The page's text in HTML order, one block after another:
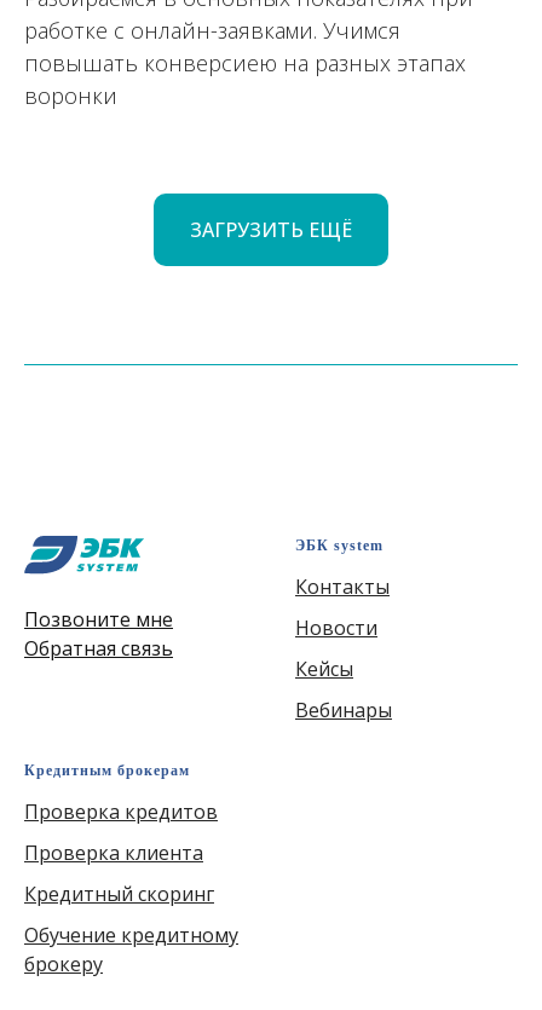
работке с онлайн-заявками. Учимся
повышать конверсиею на разных этапах
воронки
ЗАГРУЗИТЬ ЕЩË
Позвоните мне
Обратная связь
ЭБК system
Контакты
Новости
Кейсы
Вебинары
Кредитным брокерам
Проверка кредитов
Проверка клиента
Кредитный скоринг
Обучение кредитному
брокеру